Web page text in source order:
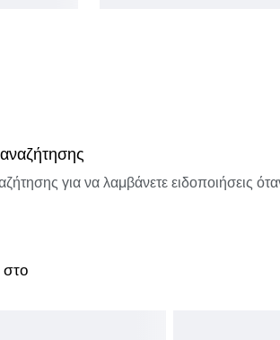
για να λαμβάνετε ειδοποιήσεις
στο